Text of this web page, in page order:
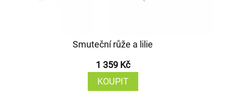
Smuteční růže a lilie
1 359 Kč
KOUPIT